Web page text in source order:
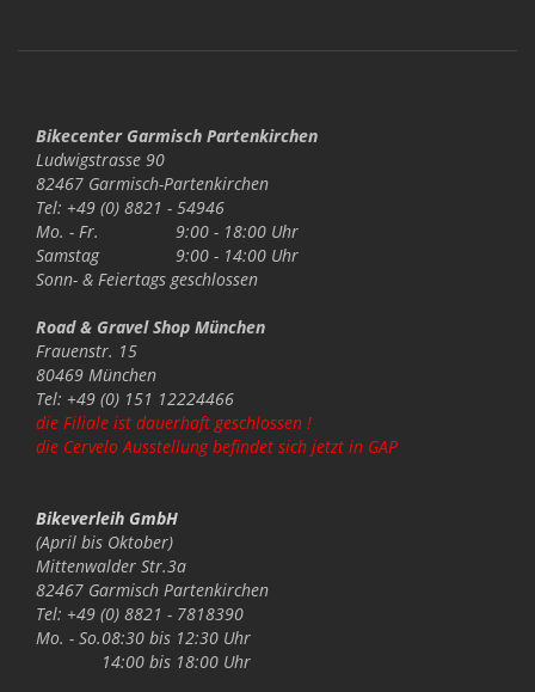
Bikecenter Garmisch Partenkirchen
Ludwigstrasse 90
82467 Garmisch-Partenkirchen
Tel: +49 (0) 8821 - 54946
Mo. - Fr.
9:00 - 18:00 Uhr
Samstag
9:00 - 14:00 Uhr
Sonn- & Feiertags geschlossen
Road & Gravel Shop München
Frauenstr. 15
80469 München
Tel: +49 (0) 151 12224466
die Filiale ist dauerhaft geschlossen !
die Cervelo Ausstellung befindet sich jetzt in GAP
Bikeverleih GmbH
(April bis Oktober)
Mittenwalder Str.3a
82467 Garmisch Partenkirchen
Tel: +49 (0) 8821 - 7818390
Mo. - So.08:30 bis 12:30 Uhr
14:00 bis 18:00 Uhr